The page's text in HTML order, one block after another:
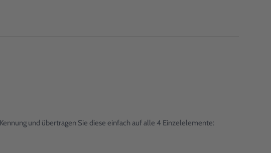
und übertragen Sie diese einfach auf alle 4 Einzelelemente: